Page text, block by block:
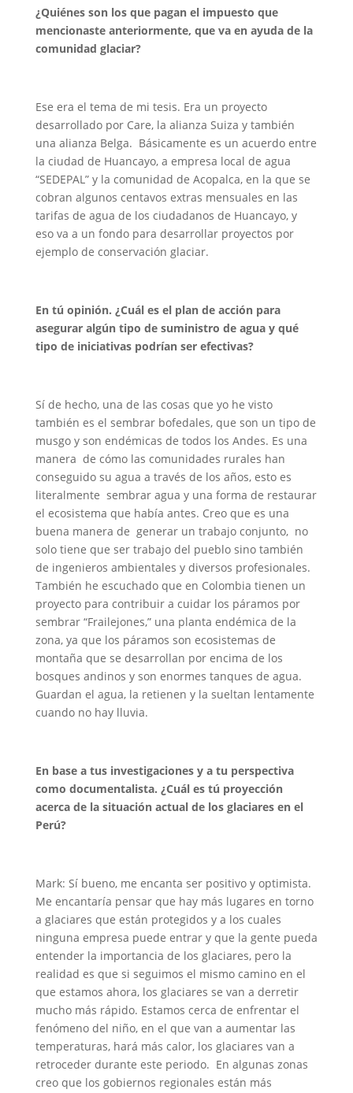
¿Quiénes son los que pagan el impuesto que
mencionaste anteriormente, que va en ayuda de la
comunidad glaciar?
Ese era el tema de mi tesis. Era un proyecto
desarrollado por Care, la alianza Suiza y también
una alianza Belga. Básicamente es un acuerdo entre
la ciudad de Huancayo, a empresa local de agua
“SEDEPAL” y la comunidad de Acopalca, en la que se
cobran algunos centavos extras mensuales en las
tarifas de agua de los ciudadanos de Huancayo, y
eso va a un fondo para desarrollar proyectos por
ejemplo de conservación glaciar.
En tú opinión. ¿Cuál es el plan de acción para
asegurar algún tipo de suministro de agua y qué
tipo de iniciativas podrían ser efectivas?
Sí de hecho, una de las cosas que yo he visto
también es el sembrar bofedales, que son un tipo de
musgo y son endémicas de todos los Andes. Es una
manera de cómo las comunidades rurales han
conseguido su agua a través de los años, esto es
literalmente sembrar agua y una forma de restaurar
el ecosistema que había antes. Creo que es una
buena manera de generar un trabajo conjunto, no
solo tiene que ser trabajo del pueblo sino también
de ingenieros ambientales y diversos profesionales.
También he escuchado que en Colombia tienen un
proyecto para contribuir a cuidar los páramos por
sembrar “Frailejones,” una planta endémica de la
zona, ya que los páramos son ecosistemas de
montaña que se desarrollan por encima de los
bosques andinos y son enormes tanques de agua.
Guardan el agua, la retienen y la sueltan lentamente
cuando no hay lluvia.
En base a tus investigaciones y a tu perspectiva
como documentalista. ¿Cuál es tú proyección
acerca de la situación actual de los glaciares en el
Perú?
Mark: Sí bueno, me encanta ser positivo y optimista.
Me encantaría pensar que hay más lugares en torno
a glaciares que están protegidos y a los cuales
ninguna empresa puede entrar y que la gente pueda
entender la importancia de los glaciares, pero la
realidad es que si seguimos el mismo camino en el
que estamos ahora, los glaciares se van a derretir
mucho más rápido. Estamos cerca de enfrentar el
fenómeno del niño, en el que van a aumentar las
temperaturas, hará más calor, los glaciares van a
retroceder durante este periodo. En algunas zonas
creo que los gobiernos regionales están más